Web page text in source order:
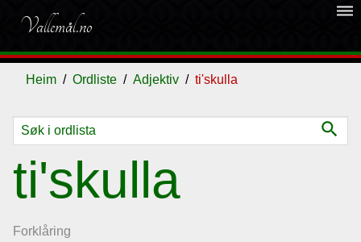
Vallemål.no
dehaze
Heim Ordliste Adjektiv ti'skulla
search
ti'skulla
Forklåring
Ordliste
Om
vallemålet